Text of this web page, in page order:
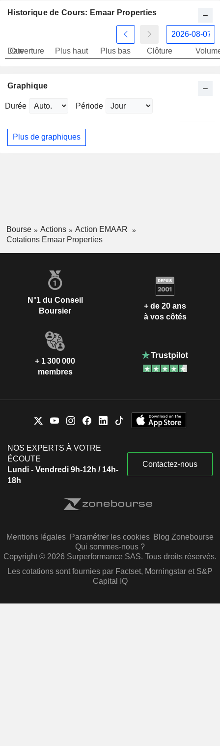
Historique de Cours: Emaar Properties
Date
Ouverture Plus haut Plus bas Clôture
Graphique
Durée Période
Plus de graphiques
Bourse Actions
Action EMAAR
Cotations Emaar Properties
N°1 du Conseil
Boursier
+ de 20 ans
à vos côtés
+ 1 300 000
membres
NOS EXPERTS À VOTRE
ÉCOUTE
Lundi - Vendredi 9h-12h / 14h-
18h
Contactez-nous
Mentions légales Paramétrer les cookies Blog Zonebourse
Qui sommes-nous ?
Copyright © 2026 Surperformance SAS. Tous droits réservés.
Les cotations sont fournies par Factset, Morningstar et S&P
Capital IQ